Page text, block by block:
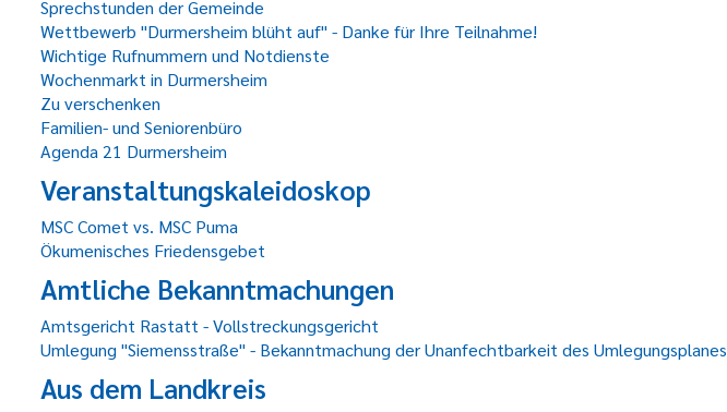
Sprechstunden der Gemeinde
Wettbewerb "Durmersheim blüht auf" - Danke für Ihre Teilnahme!
Wichtige Rufnummern und Notdienste
Wochenmarkt in Durmersheim
Zu verschenken
Familien- und Seniorenbüro
Agenda 21 Durmersheim
Veranstaltungskaleidoskop
MSC Comet vs. MSC Puma
Ökumenisches Friedensgebet
Amtliche Bekanntmachungen
Amtsgericht Rastatt - Vollstreckungsgericht
Umlegung "Siemensstraße" - Bekanntmachung der Unanfechtbarkeit des Umlegungsplanes
Aus dem Landkreis